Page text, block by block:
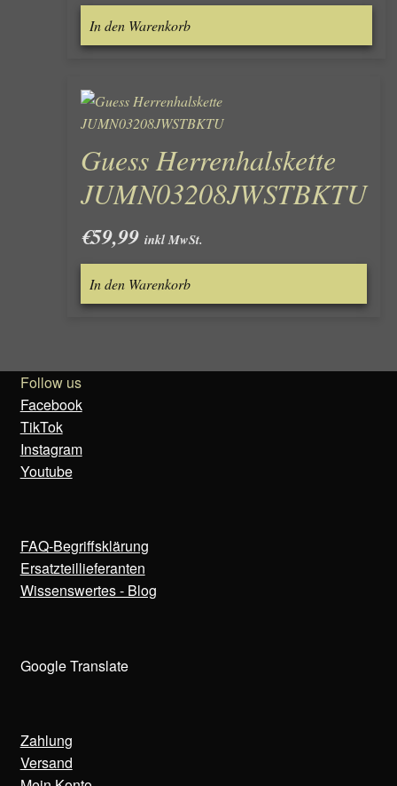
In den Warenkorb
Guess Herrenhalskette
JUMN03208JWSTBKTU
€59,99 inkl MwSt.
In den Warenkorb
Follow us
Facebook
TikTok
Instagram
Youtube
FAQ-Begriffsklärung
Ersatzteillieferanten
Wissenswertes - Blog
Google Translate
Zahlung
Versand